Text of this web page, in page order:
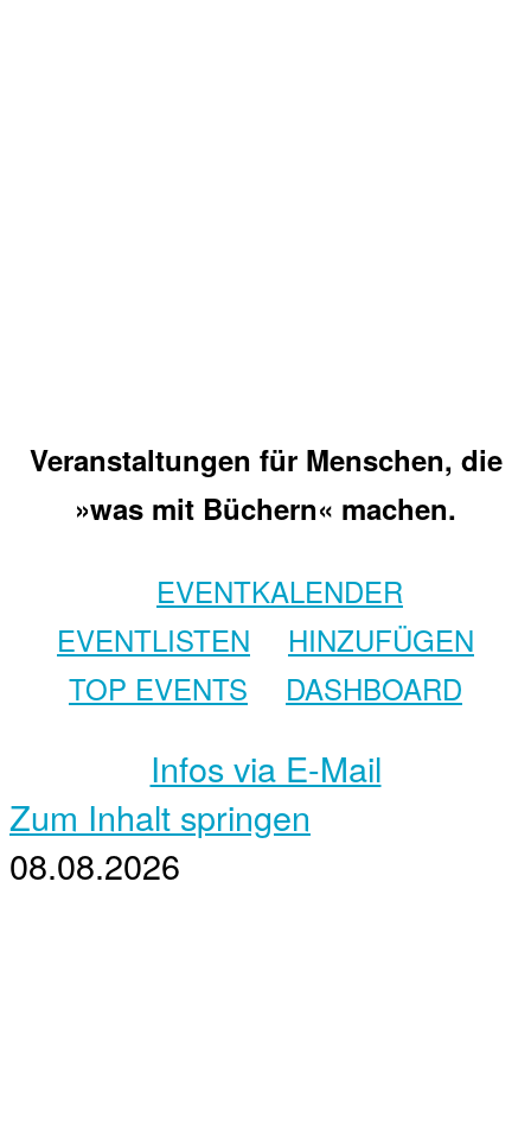
Veranstaltungen für Menschen, die
»was mit Büchern« machen.
EVENTKALENDER
EVENTLISTEN
HINZUFÜGEN
TOP EVENTS
DASHBOARD
Infos via E-Mail
Zum Inhalt springen
08.08.2026